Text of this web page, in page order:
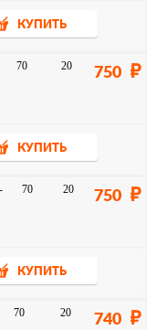
КУПИТЬ
70 20 750
КУПИТЬ
70 20 750
КУПИТЬ
70 20 740